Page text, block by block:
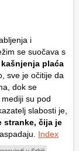
i
se suočava s
plaća
sve je očitije da
dok se
su pod
slabosti je,
stranke, čija je
Index